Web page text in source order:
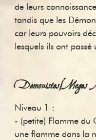
de leurs
tandis que les
car leurs pouvoirs
lesquels ils ont passé
Démonistes/Mages
Niveau 1 :
- (petite) Flamme du
une flamme dans la